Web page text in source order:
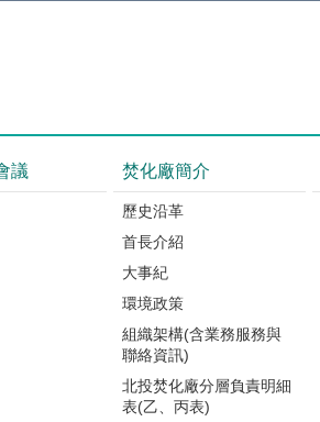
議 焚化廠簡介
歷史沿革
首長介紹
大事紀
環境政策
組織架構(含業務服務與
聯絡資訊)
北投焚化廠分層負責明細
表(乙、丙表)